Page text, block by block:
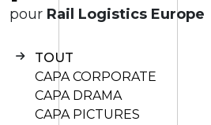
pour Rail Logistics Europe
TOUT
CAPA CORPORATE
CAPA DRAMA
CAPA PICTURES